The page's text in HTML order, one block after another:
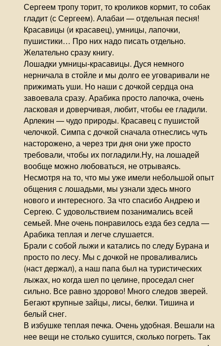
Сергеем тропу торит, то кроликов кормит, то собак
гладит (с Сергеем). Алабаи — отдельная песня!
Красавицы (и красавец), умницы, лапочки,
пушистики… Про них надо писать отдельно.
Желательно сразу книгу.
Лошадки умницы-красавицы. Дуся немного
нерничала в стойле и мы долго ее уговаривали не
прижимать уши. Но наши с дочкой сердца она
завоевала сразу. Арабика просто лапочка, очень
ласковая и доверчивая, любит, чтобы ее гладили.
Арлекин — чудо природы. Красавец с пушистой
челочкой. Симпа с дочкой сначала отнеслись чуть
насторожено, а через три дня они уже просто
требовали, чтобы их погладили.Ну, на лошадей
вообще можно любоваться, не отрываясь.
Несмотря на то, что мы уже имели небольшой опыт
общения с лошадьми, мы узнали здесь много
нового и интересного. За что спасибо Андрею и
Сергею. С удовольствием позанимались всей
семьей. Мне очень понравилось езда без седла —
Арабика теплая и легче слушается.
Брали с собой лыжи и катались по следу Бурана и
просто по лесу. Мы с дочкой не проваливались
(наст держал), а наш папа был на туристических
лыжах, но когда шел по целине, проседал снег
сильно. Все равно здорово! Много следов зверей.
Бегают крупные зайцы, лисы, белки. Тишина и
белый снег.
В избушке теплая печка. Очень удобная. Вешали на
нее вещи не столько сушится, сколько погреть. Так